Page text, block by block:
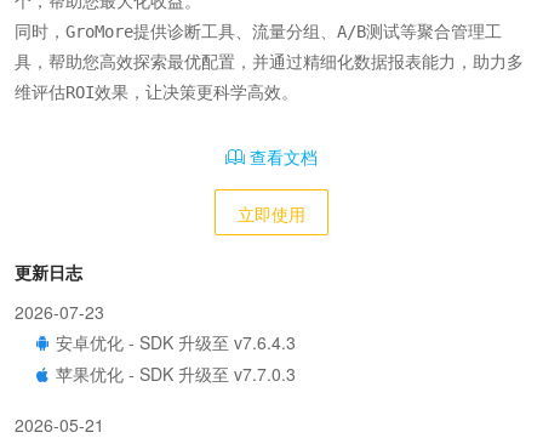
同时，GroMore提供诊断工具、流量分组、A/B测试等聚合管理工
具，帮助您高效探索最优配置，并通过精细化数据报表能力，助力多
维评估ROI效果，让决策更科学高效。
查看文档
立即使用
更新日志
2026-07-23
安卓优化 - SDK 升级至 v7.6.4.3
苹果优化 - SDK 升级至 v7.7.0.3
2026-05-21